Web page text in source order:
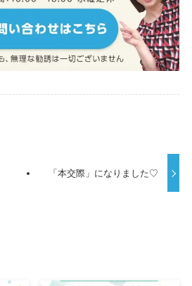
「本交際」になりました♡